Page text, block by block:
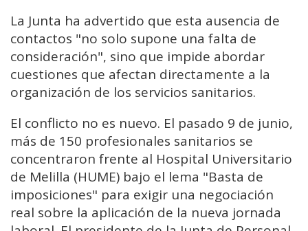
La Junta ha advertido que esta ausencia de
contactos "no solo supone una falta de
consideración", sino que impide abordar
cuestiones que afectan directamente a la
organización de los servicios sanitarios.
El conflicto no es nuevo. El pasado 9 de junio,
más de 150 profesionales sanitarios se
concentraron frente al Hospital Universitario
de Melilla (HUME) bajo el lema "Basta de
imposiciones" para exigir una negociación
real sobre la aplicación de la nueva jornada